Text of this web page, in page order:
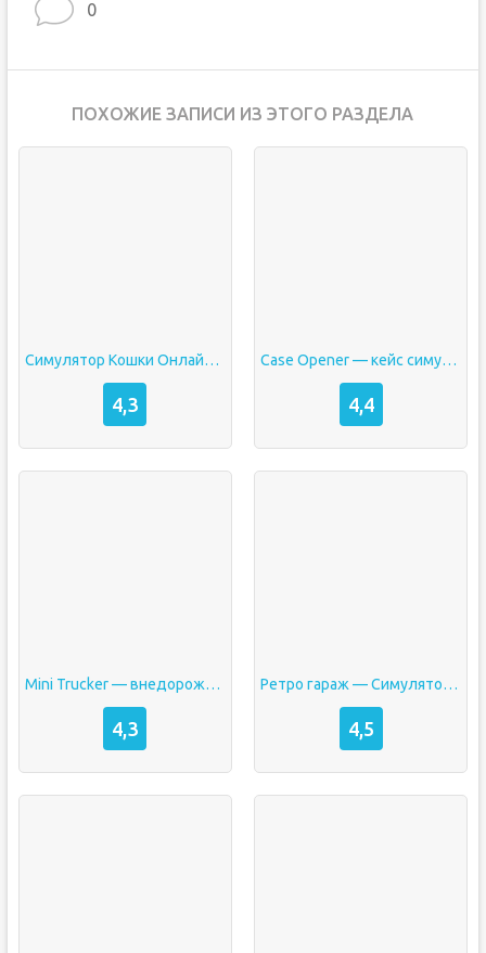
0
ПОХОЖИЕ ЗАПИСИ ИЗ ЭТОГО РАЗДЕЛА
Симулятор Кошки Онлайн взлом много денег без рекламы
4,3
Case Opener — кейс симулятор взлом много денег
4,4
Mini Trucker — внедорожный симулятор дальнобойщика взлом Много денег
4,3
Ретро гараж — Симулятор механика взлом Много денег без рекламы
4,5